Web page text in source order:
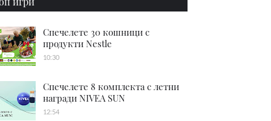
Спечелете 30 кошници с
продукти Nestle
10:30
Спечелете 8 комплекта с летни
награди NIVEA SUN
12:54